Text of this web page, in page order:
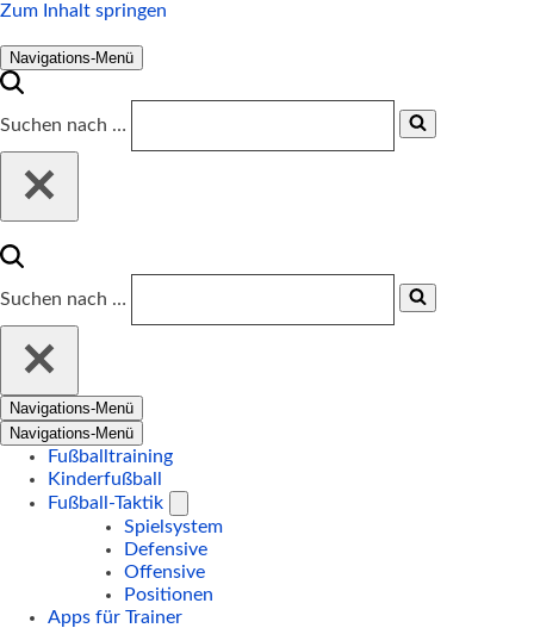
Zum Inhalt springen
Navigations-Menü
Suchen nach …
Suchen nach …
Navigations-Menü
Navigations-Menü
Fußballtraining
Kinderfußball
Fußball-Taktik
Spielsystem
Defensive
Offensive
Positionen
Apps für Trainer